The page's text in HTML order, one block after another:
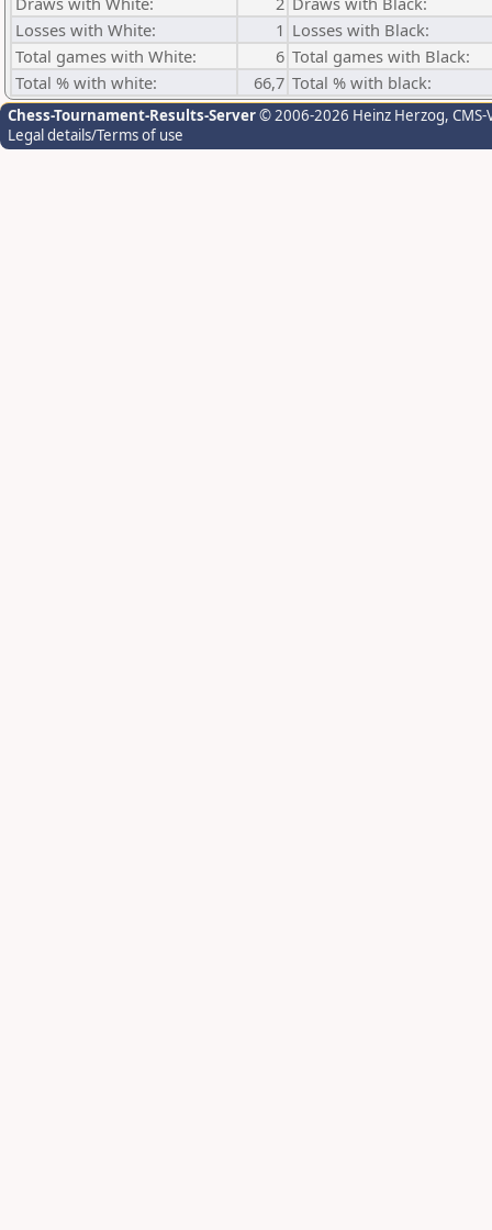
Losses with White:
1 Losses with Black:
Total games with White:
6 Total games with Black:
Total % with white:
66,7 Total % with black:
Chess-Tournament-Results-Server© 2006-2026 Heinz Herzog,
Legal details/Terms of use